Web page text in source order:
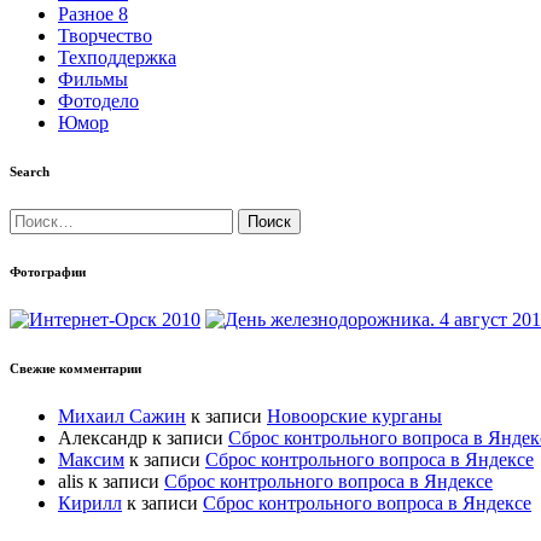
Разное 8
Творчество
Техподдержка
Фильмы
Фотодело
Юмор
Search
Найти:
Фотографии
Свежие комментарии
Михаил Сажин к записи Новоорские курганы
Александр к записи Сброс контрольного вопроса в
Максим к записи Сброс контрольного вопроса в Яндексе
alis к записи Сброс контрольного вопроса в Яндексе
Кирилл к записи Сброс контрольного вопроса в Яндексе